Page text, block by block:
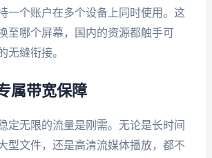
一个账户在多个设备上同时使用。这
至哪个屏幕，国内的资源都触手可
无缝衔接。
属带宽保障
定无限的流量是刚需。无论是长时间
型文件，还是高清流媒体播放，都不